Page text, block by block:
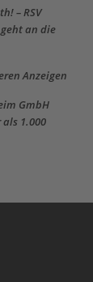
– RSV
an die
Anzeigen
GmbH
1.000